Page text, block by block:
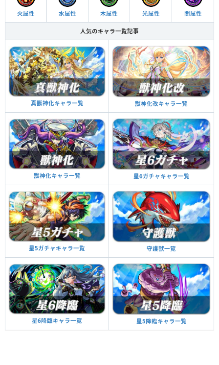
火属性 水属性 木属性 光属性 闇属性
人気のキャラ一覧記事
真獣神化キャラ一覧 獣神化改キャラ一覧
獣神化キャラ一覧 星6ガチャキャラ一覧
星5ガチャキャラ一覧 守護獣一覧
星6降臨キャラ一覧 星5降臨キャラ一覧